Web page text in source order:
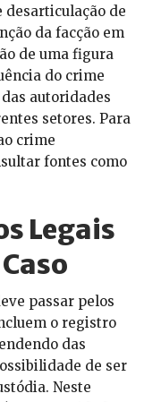
de
da facção em
de uma figura
do crime
autoridades
setores. Para
crime
fontes como
Legais
passar pelos
o registro
das
de ser
Neste